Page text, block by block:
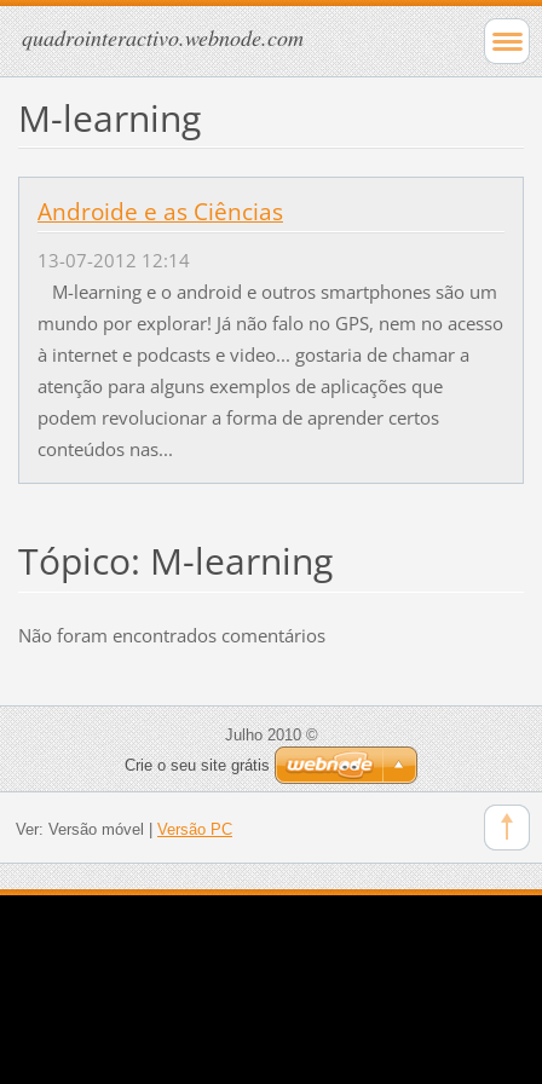
quadrointeractivo.webnode.com
M-learning
Androide e as Ciências
13-07-2012 12:14
M-learning e o android e outros smartphones são um
mundo por explorar! Já não falo no GPS, nem no acesso
à internet e podcasts e video... gostaria de chamar a
atenção para alguns exemplos de aplicações que
podem revolucionar a forma de aprender certos
conteúdos nas...
Tópico: M-learning
Não foram encontrados comentários
Julho 2010 ©
Crie o seu site grátis
Ver: Versão móvel | Versão PC